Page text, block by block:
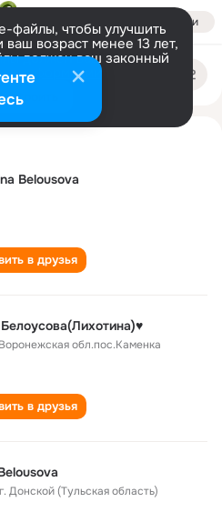
Войти
файлы, чтобы улучшить
возраст менее 13 лет,
должен ваш законный
информации
Belousova
в друзья
Воронежская обл.пос.Каменка
в друзья
г. Донской (Тульская область)